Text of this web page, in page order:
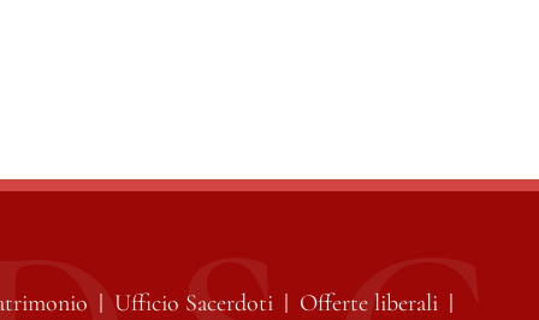
Ufficio Sacerdoti Offerte liberali